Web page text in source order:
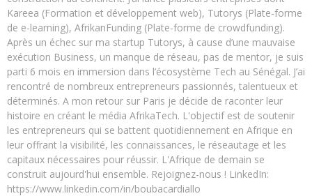
Kareea (Formation et développement web), Tutorys (Plate-forme
de e-learning), AfrikanFunding (Plate-forme de crowdfunding).
Après un échec sur ma startup Tutorys, à cause d’une mauvaise
exécution Business, un manque de réseau, pas de mentor, je suis
parti 6 mois en immersion dans l’écosystème Tech au Sénégal. J’ai
rencontré de nombreux entrepreneurs passionnés, talentueux et
déterminés. A mon retour sur Paris je décide de raconter leur
histoire en créant le média AfrikaTech. L'objectif est de soutenir
les entrepreneurs qui se battent quotidiennement en Afrique en
leur offrant la visibilité, les connaissances, le réseautage et les
capitaux nécessaires pour réussir. L'Afrique de demain se
construit aujourd'hui ensemble. Rejoignez-nous ! LinkedIn:
https://www.linkedin.com/in/boubacardiallo